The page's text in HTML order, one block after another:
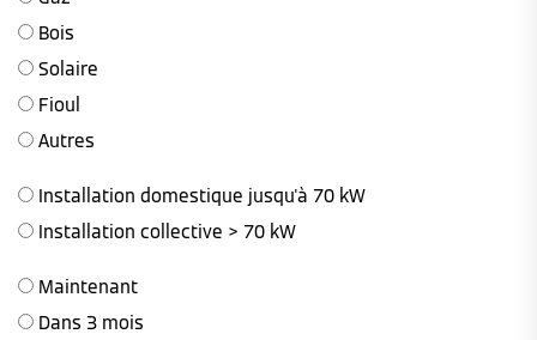
Bois
Solaire
Fioul
Autres
Installation domestique jusqu'à 70 kW
Installation collective > 70 kW
Maintenant
Dans 3 mois